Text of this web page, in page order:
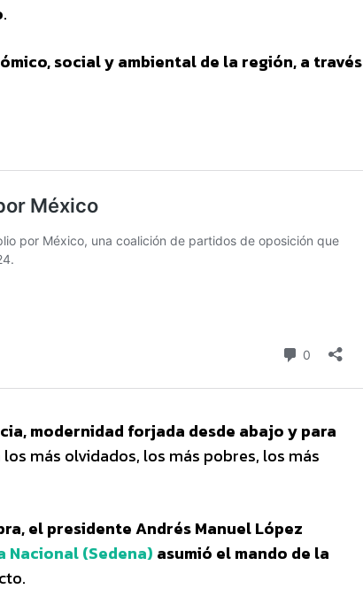
.
social y ambiental de la región, a través
modernidad forjada desde abajo y para
más olvidados, los más pobres, los más
el presidente Andrés Manuel López
Nacional (Sedena) asumió el mando de la